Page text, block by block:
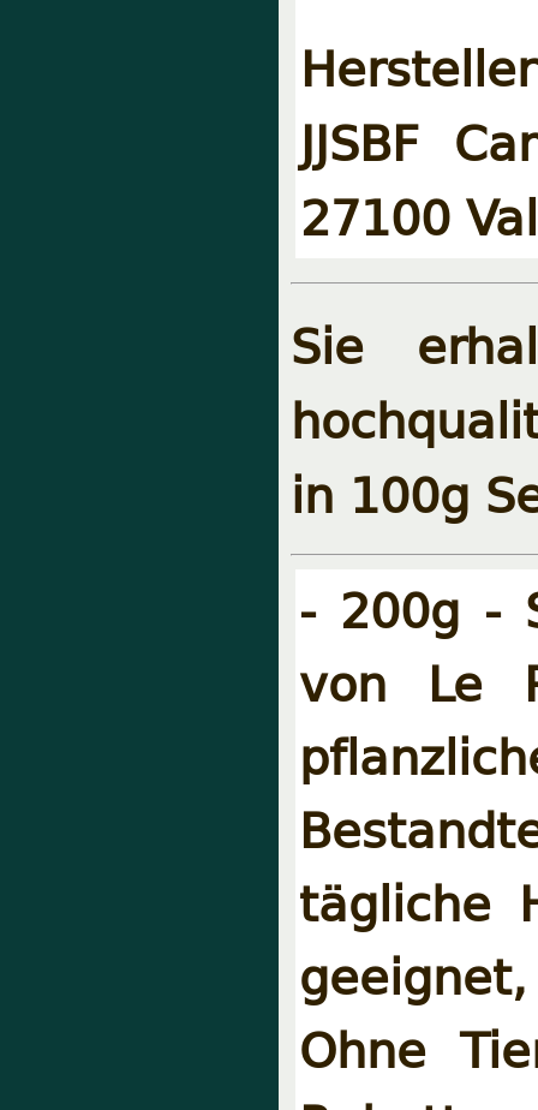
JJSBF
27100
Sie
in 100g
- 200g -
von Le
tägliche
Ohne